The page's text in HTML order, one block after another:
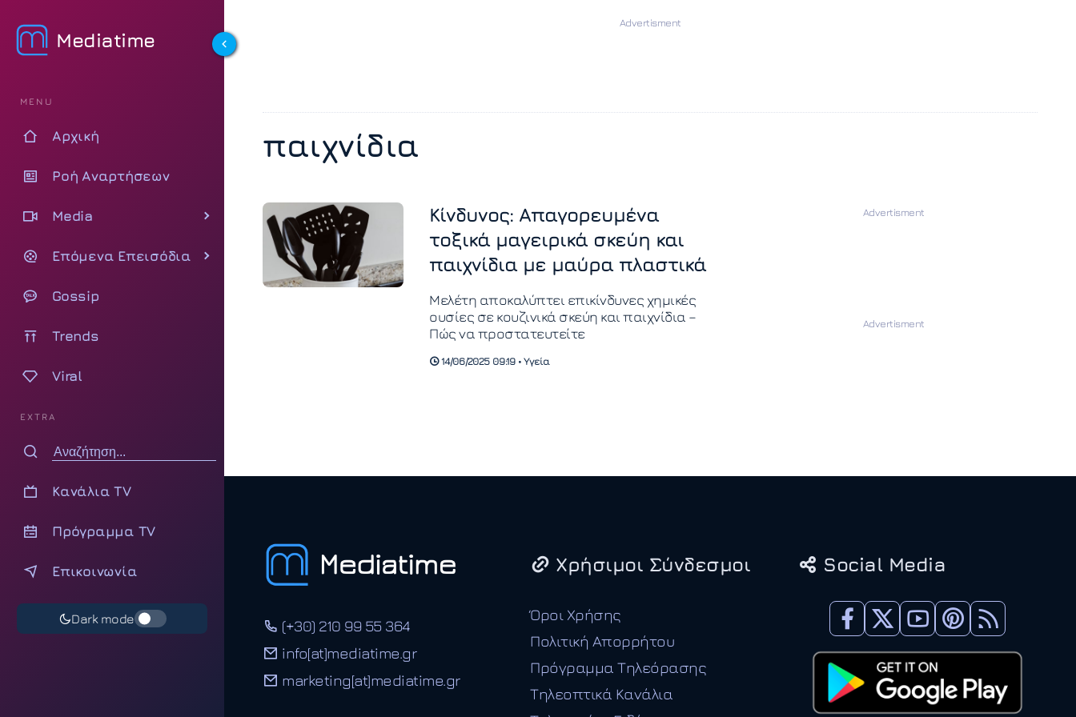
Mediatime
MENU
Αρχική
Ροή Αναρτήσεων
Media
Επόμενα Επεισόδια
Gossip
Trends
Viral
EXTRA
Κανάλια TV
Πρόγραμμα TV
Επικοινωνία
Dark mode
παιχνίδια
Κίνδυνος: Απαγορευμένα
τοξικά μαγειρικά σκεύη και
παιχνίδια με μαύρα πλαστικά
Μελέτη αποκαλύπτει επικίνδυνες χημικές
ουσίες σε κουζινικά σκεύη και παιχνίδια –
Πώς να προστατευτείτε
14/06/2025 09:19 • Υγεία
(+30) 210 99 55 364
info[at]mediatime.gr
marketing[at]mediatime.gr
Χρήσιμοι Σύνδεσμοι
Όροι Χρήσης
Πολιτική Απορρήτου
Πρόγραμμα Τηλεόρασης
Τηλεοπτικά Κανάλια
Social Media